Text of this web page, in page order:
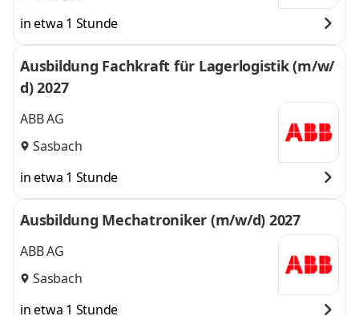
in etwa 1 Stunde
Ausbildung Fachkraft für Lagerlogistik (m/w/
d) 2027
ABB AG
Sasbach
in etwa 1 Stunde
Ausbildung Mechatroniker (m/w/d) 2027
ABB AG
Sasbach
in etwa 1 Stunde